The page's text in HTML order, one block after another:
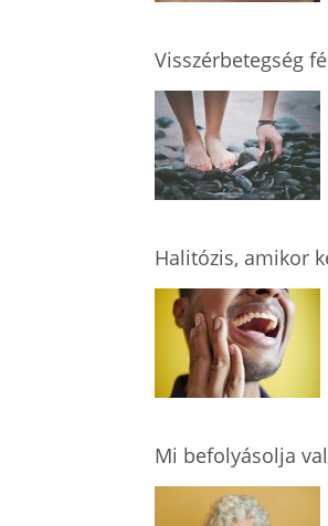
Visszérbetegség
Halitózis, amikor
Mi befolyásolja